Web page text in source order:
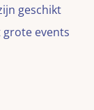
geschikt
events